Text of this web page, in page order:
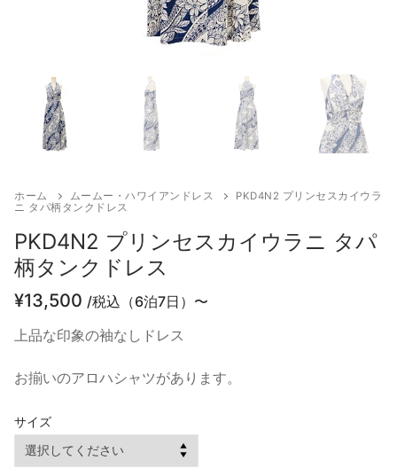
検
索:
ホーム ムームー・ハワイアンドレス
PKD4N2 プリンセスカイウラ
ニ タパ柄タンクドレス
PKD4N2 プリンセスカイウラニ タパ
柄タンクドレス
¥13,500 /税込（6泊7日）〜
上品な印象の袖なしドレス
お揃いのアロハシャツがあります。
サイズ